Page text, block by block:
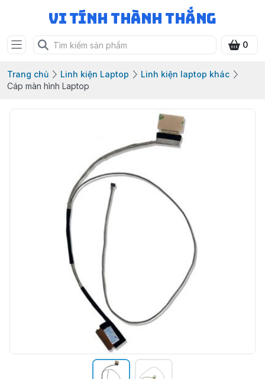
Vi Tính Thành Thắng
0
Trang chủ Linh kiện Laptop
Linh kiện laptop khác
Cáp màn hình Laptop